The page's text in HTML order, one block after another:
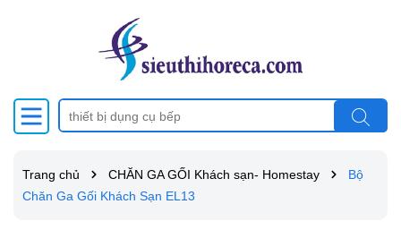
Trang chủ CHĂN GA GỐI Khách sạn- Homestay
Bộ
Chăn Ga Gối Khách Sạn EL13